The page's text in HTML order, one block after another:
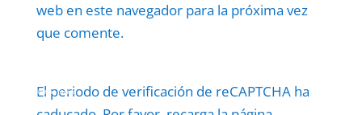
web en este navegador para la próxima vez
que comente.
El periodo de verificación de reCAPTCHA ha
Politica–Términos.